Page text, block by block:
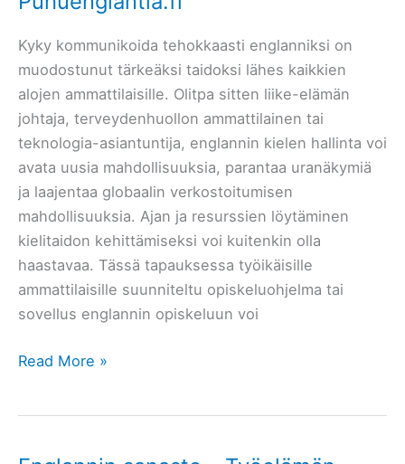
Kyky kommunikoida tehokkaasti englanniksi on
muodostunut tärkeäksi taidoksi lähes kaikkien
alojen ammattilaisille. Olitpa sitten liike-elämän
johtaja, terveydenhuollon ammattilainen tai
teknologia-asiantuntija, englannin kielen hallinta voi
avata uusia mahdollisuuksia, parantaa uranäkymiä
ja laajentaa globaalin verkostoitumisen
mahdollisuuksia. Ajan ja resurssien löytäminen
kielitaidon kehittämiseksi voi kuitenkin olla
haastavaa. Tässä tapauksessa työikäisille
ammattilaisille suunniteltu opiskeluohjelma tai
sovellus englannin opiskeluun voi
Sovellus
Puhuenglantia.fi
Read More »